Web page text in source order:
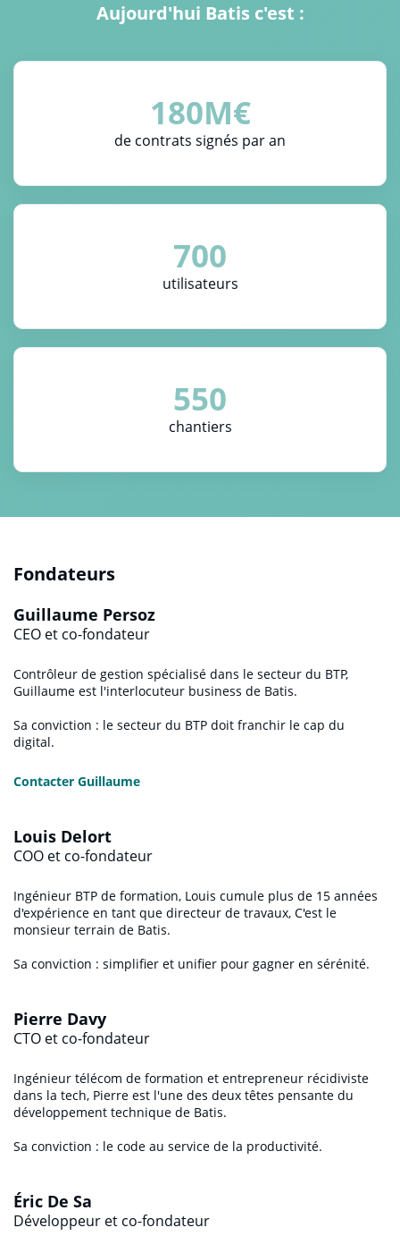
Aujourd'hui Batis c'est :
180M€
de contrats signés par an
700
utilisateurs
550
chantiers
Fondateurs
Guillaume Persoz
CEO et co-fondateur
Contrôleur de gestion spécialisé dans le secteur du BTP,
Guillaume est l'interlocuteur business de Batis.
Sa conviction : le secteur du BTP doit franchir le cap du
digital.
Contacter Guillaume
Louis Delort
COO et co-fondateur
Ingénieur BTP de formation, Louis cumule plus de 15 années
d'expérience en tant que directeur de travaux, C'est le
monsieur terrain de Batis.
Sa conviction : simplifier et unifier pour gagner en sérénité.
Pierre Davy
CTO et co-fondateur
Ingénieur télécom de formation et entrepreneur récidiviste
dans la tech, Pierre est l'une des deux têtes pensante du
développement technique de Batis.
Sa conviction : le code au service de la productivité.
Éric De Sa
Développeur et co-fondateur